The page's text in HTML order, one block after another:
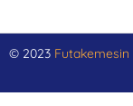
© 2023 Futakemesin